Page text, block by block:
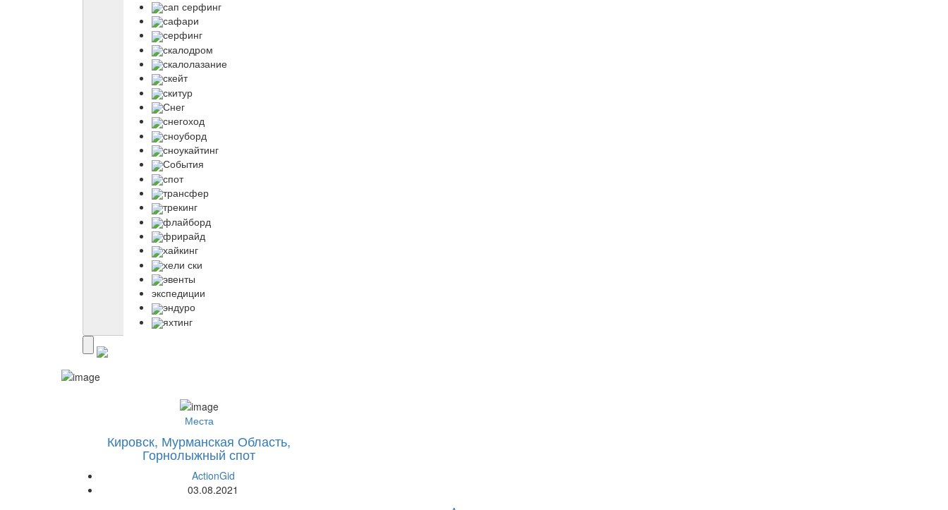
сап серфинг
сафари
серфинг
скалодром
скалолазание
скейт
скитур
Снег
снегоход
сноуборд
сноукайтинг
События
спот
трансфер
трекинг
флайборд
фрирайд
хайкинг
хели ски
эвенты
экспедиции
эндуро
яхтинг
Места
Кировск, Мурманская Область,
Горнолыжный спот
ActionGid
03.08.2021